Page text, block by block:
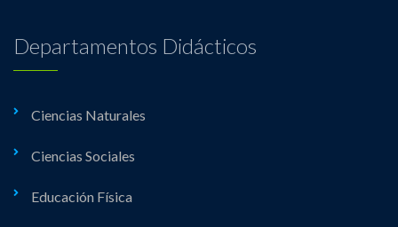
Departamentos Didácticos
Ciencias Naturales
Ciencias Sociales
Educación Física